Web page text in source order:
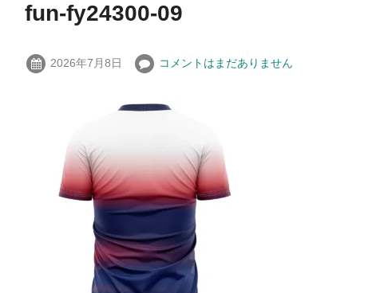
fun-fy24300-09
2026年7月8日 コメントはまだありません